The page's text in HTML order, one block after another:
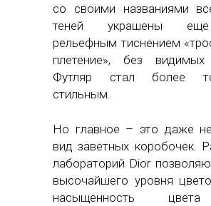
со своими названиями
теней украшены
рельефным тиснением
плетение», без видимых
Футляр стал более
стильным.
Но главное – это даже
вид заветных коробочек.
лабораторий Dior
высочайшего уровня
насыщенность